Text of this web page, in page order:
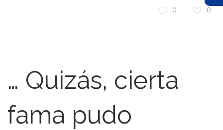
0 0
… Quizás, cierta
fama pudo